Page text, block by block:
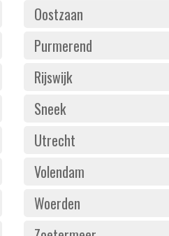
Oostzaan
Purmerend
Rijswijk
Sneek
Utrecht
Volendam
Woerden